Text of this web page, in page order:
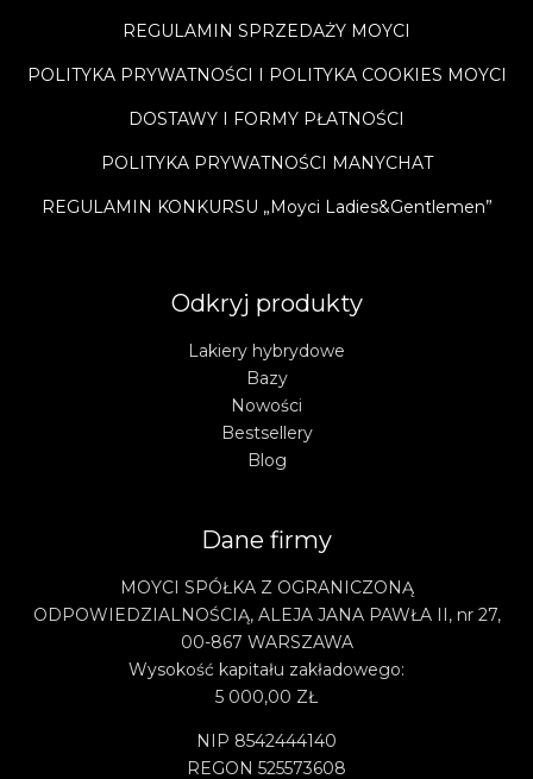
REGULAMIN SPRZEDAŻY MOYCI
POLITYKA PRYWATNOŚCI I POLITYKA COOKIES MOYCI
DOSTAWY I FORMY PŁATNOŚCI
POLITYKA PRYWATNOŚCI MANYCHAT
REGULAMIN KONKURSU „Moyci Ladies&Gentlemen”
Odkryj produkty
Lakiery hybrydowe
Bazy
Nowości
Bestsellery
Blog
Dane firmy
MOYCI SPÓŁKA Z OGRANICZONĄ
ODPOWIEDZIALNOŚCIĄ, ALEJA JANA PAWŁA II, nr 27,
00-867 WARSZAWA
Wysokość kapitału zakładowego:
5 000,00 ZŁ
NIP 8542444140
REGON 525573608